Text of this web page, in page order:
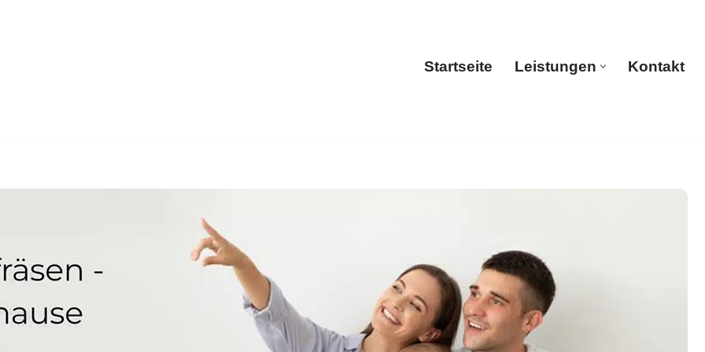
Startseite Leistungen Kontakt
Kontakt